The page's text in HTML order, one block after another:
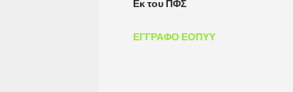
Εκ του ΠΦΣ
ΕΓΓΡΑΦΟ ΕΟΠΥΥ